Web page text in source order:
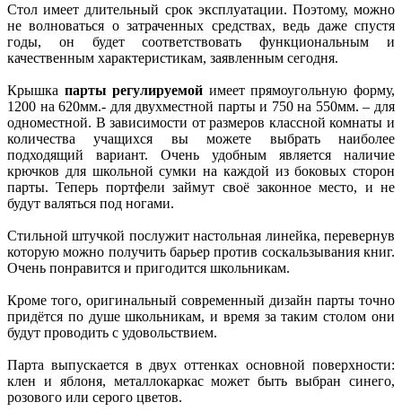
Стол имеет длительный срок эксплуатации. Поэтому, можно
не волноваться о затраченных средствах, ведь даже спустя
годы, он будет соответствовать функциональным и
качественным характеристикам, заявленным сегодня.
Крышка парты регулируемой имеет прямоугольную форму,
1200 на 620мм.- для двухместной парты и 750 на 550мм. – для
одноместной. В зависимости от размеров классной комнаты и
количества учащихся вы можете выбрать наиболее
подходящий вариант. Очень удобным является наличие
крючков для школьной сумки на каждой из боковых сторон
парты. Теперь портфели займут своё законное место, и не
будут валяться под ногами.
Стильной штучкой послужит настольная линейка, перевернув
которую можно получить барьер против соскальзывания книг.
Очень понравится и пригодится школьникам.
Кроме того, оригинальный современный дизайн парты точно
придётся по душе школьникам, и время за таким столом они
будут проводить с удовольствием.
Парта выпускается в двух оттенках основной поверхности:
клен и яблоня, металлокаркас может быть выбран синего,
розового или серого цветов.